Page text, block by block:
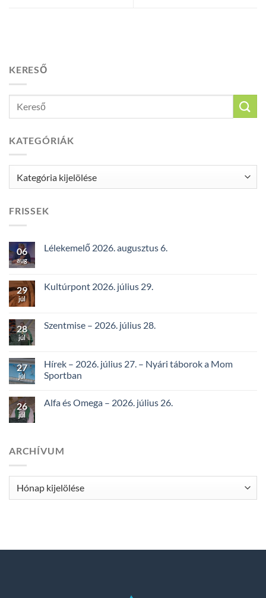
KERESŐ
KATEGÓRIÁK
FRISSEK
06
aug
Lélekemelő 2026. augusztus 6.
29
júl
Kultúrpont 2026. július 29.
28
júl
Szentmise – 2026. július 28.
27
júl
Hírek – 2026. július 27. – Nyári táborok a Mom
Sportban
26
júl
Alfa és Omega – 2026. július 26.
ARCHÍVUM
Archívum